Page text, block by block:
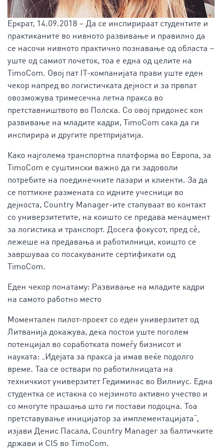
Еркрат, 14.09.2018 – Да се инспирираат студентите и
практиканите во нивното развивање и правилно да
се насочи нивното практично познавање од областа –
уште од самиот почеток, тоа е една од целите на
TimoCom. Овој пат IT-компанијата прави уште еден
чекор напред во логистичката дејност и за првпат
овозможува тримесечна летна пракса во
претставништвото во Полска. Со овој придонес кон
развивање на младите кадри, TimoCom сака да ги
инспирира и другите претпријатија.
Како најголема транспортна платформа во Европа, за
TimoCom е суштински важно да ги задоволи
потребите на поединечните пазари и клиенти. За да
се поттикне размената со идните учесници во
дејноста, Country Manager-ите стапуваат во контакт
со универзитетите, на коишто се предава менаџмент
за логистика и транспорт. Досега фокусот, пред сè,
лежеше на предавања и работилници, коишто се
завршуваа со посакуваните сертификати од
TimoCom.
Еден чекор понатаму: Развивање на младите кадри
на самото работно место
Моментален пилот-проект со еден универзитет од
Литванија докажува, дека постои уште поголем
потенцијал во соработката помеѓу бизнисот и
науката: „Идејата за пракса ја имав веќе подолго
време. Таа се оствари по работилницата на
техничкиот универзитет Гедиминас во Вилниус. Една
студентка се истакна со нејзиното активно учество и
со многуте прашања што ги постави подоцна. Тоа
претставување иницијатор за имплементацијата“,
изјави Денис Пасала, Country Manager за балтичките
држави и CIS во TimoCom.